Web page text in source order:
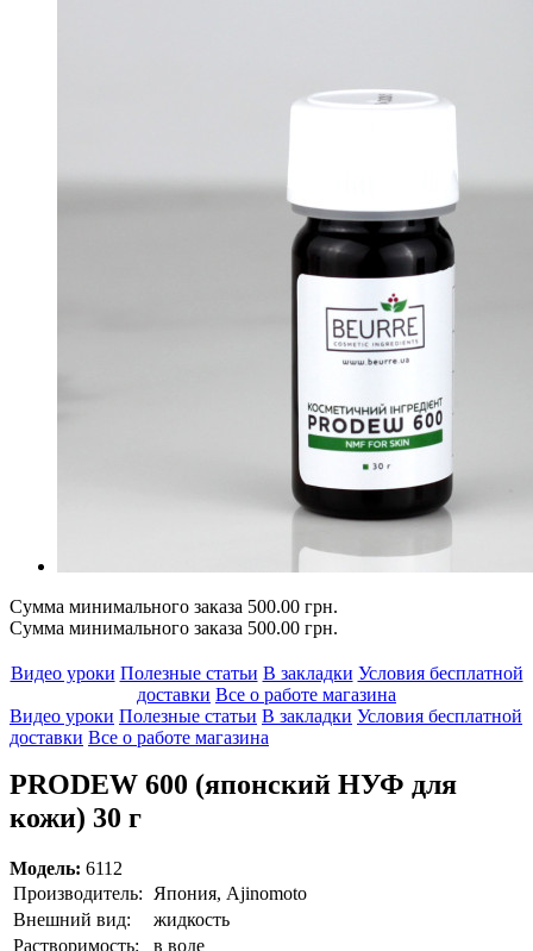
Сумма минимального заказа 500.00 грн.
Сумма минимального заказа 500.00 грн.
Видео уроки Полезные статьи В закладки Условия бесплатной
доставки Все о работе магазина
Видео уроки Полезные статьи В закладки Условия бесплатной
доставки Все о работе магазина
PRODEW 600 (японский НУФ для
кожи) 30 г
Модель: 6112
Производитель:
Япония, Ajinomoto
Внешний вид:
жидкость
Растворимость:
в воде